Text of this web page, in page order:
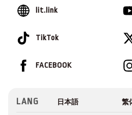
lit.link
TikTok
FACEBOOK
LANG